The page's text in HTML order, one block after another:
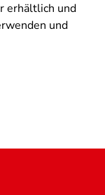
erhältlich und
und